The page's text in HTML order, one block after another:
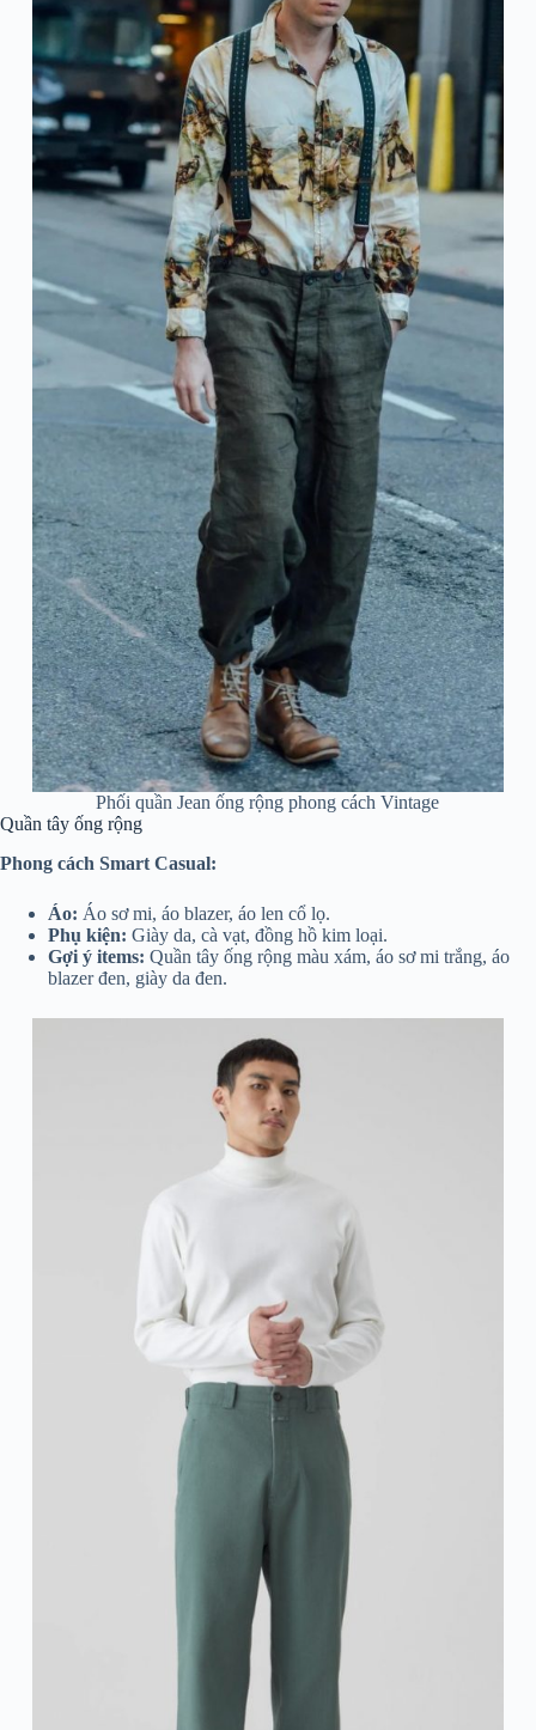
Phối quần Jean ống rộng phong cách Vintage
Quần tây ống rộng
Phong cách Smart Casual:
Áo: Áo sơ mi, áo blazer, áo len cổ lọ.
Phụ kiện: Giày da, cà vạt, đồng hồ kim loại.
Gợi ý items: Quần tây ống rộng màu xám, áo sơ mi trắng, áo
blazer đen, giày da đen.